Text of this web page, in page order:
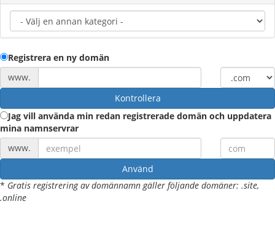
Registrera en ny domän
www.
Kontrollera
Jag vill använda min redan registrerade domän och uppdatera
mina namnservrar
www.
Använd
* Gratis registrering av domännamn gäller följande domäner: .site,
.online